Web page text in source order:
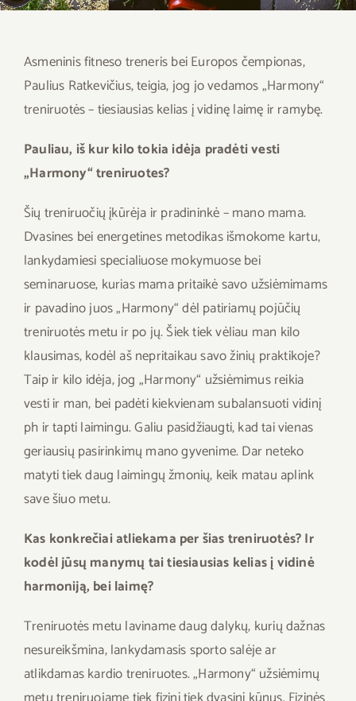
Savaitės meniu
Skaičiuoklė
Naujienos
D.U.K
Asmeninis fitneso treneris bei Europos čempionas,
Paulius Ratkevičius, teigia, jog jo vedamos „Harmony“
treniruotės – tiesiausias kelias į vidinę laimę ir ramybę.
Pauliau, iš kur kilo tokia idėja pradėti vesti
„Harmony“ treniruotes?
Šių treniruočių įkūrėja ir pradininkė – mano mama.
Dvasines bei energetines metodikas išmokome kartu,
lankydamiesi specialiuose mokymuose bei
seminaruose, kurias mama pritaikė savo užsiėmimams
ir pavadino juos „Harmony“ dėl patiriamų pojūčių
treniruotės metu ir po jų. Šiek tiek vėliau man kilo
klausimas, kodėl aš nepritaikau savo žinių praktikoje?
Taip ir kilo idėja, jog „Harmony“ užsiėmimus reikia
vesti ir man, bei padėti kiekvienam subalansuoti vidinį
ph ir tapti laimingu. Galiu pasidžiaugti, kad tai vienas
geriausių pasirinkimų mano gyvenime. Dar neteko
matyti tiek daug laimingų žmonių, keik matau aplink
save šiuo metu.
Kas konkrečiai atliekama per šias treniruotės? Ir
kodėl jūsų manymų tai tiesiausias kelias į vidinė
harmoniją, bei laimę?
Treniruotės metu laviname daug dalykų, kurių dažnas
nesureikšmina, lankydamasis sporto salėje ar
atlikdamas kardio treniruotes. „Harmony“ užsiėmimų